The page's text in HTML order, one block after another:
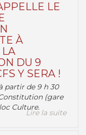
LE
À
LA
DU 9
Y SERA !
partir de 9 h 30
(gare
Culture.
Lire la suite